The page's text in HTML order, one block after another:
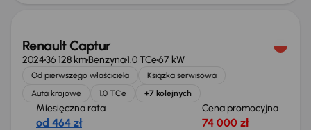
Renault Captur
202436 128 kmBenzyna1.0 TCe67 kW
Od pierwszego właściciela
Książka serwisowa
Auta krajowe
1.0 TCe +7 kolejnych
Miesięczna rata
od 464 zł
Cena promocyjna
74 000 zł